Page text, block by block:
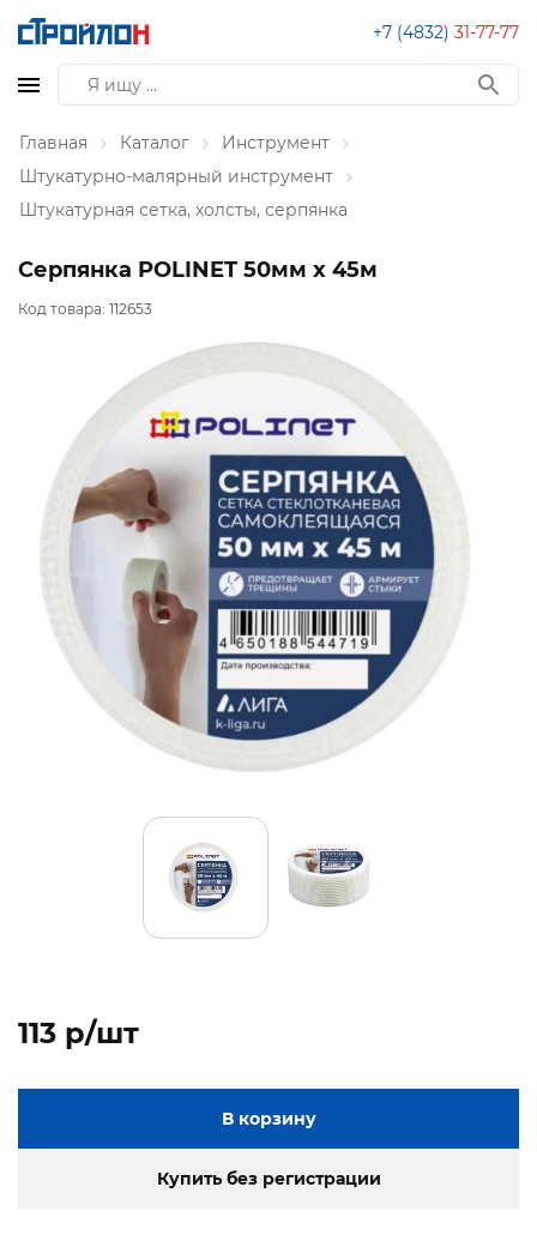
+7 (4832) 31-77-77
Главная Каталог
Инструмент
Штукатурно-малярный инструмент
Штукатурная сетка, холсты, серпянка
Серпянка POLINET 50мм х 45м
Код товара: 112653
113 p/шт
В корзину
Купить без регистрации